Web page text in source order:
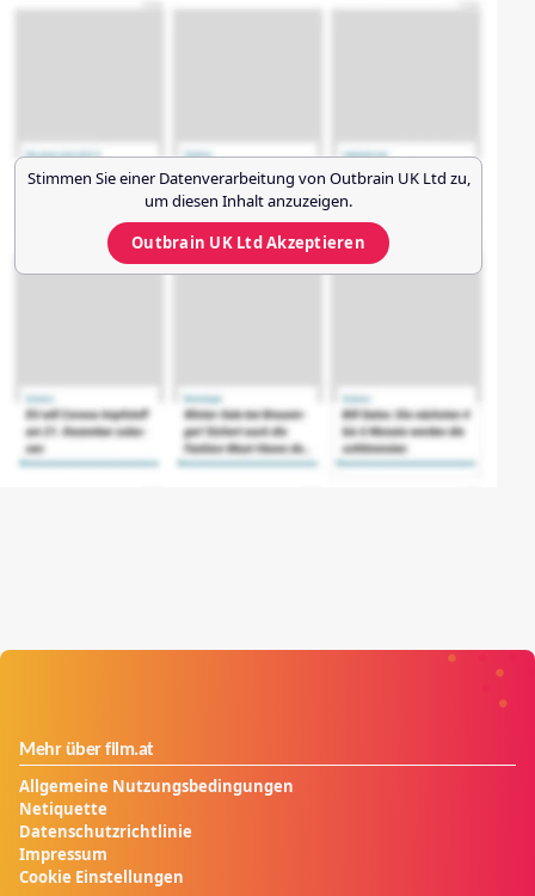
Stimmen Sie einer Datenverarbeitung von Outbrain UK Ltd zu,
um diesen Inhalt anzuzeigen.
Outbrain UK Ltd Akzeptieren
Mehr über film.at
Allgemeine Nutzungsbedingungen
Netiquette
Datenschutzrichtlinie
Impressum
Cookie Einstellungen